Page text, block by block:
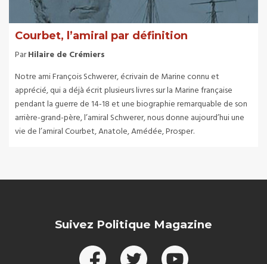
Courbet, l’amiral par définition
ParHilaire de Crémiers
Notre ami François Schwerer, écrivain de Marine connu et
apprécié, qui a déjà écrit plusieurs livres sur la Marine française
pendant la guerre de 14-18 et une biographie remarquable de son
arrière-grand-père, l’amiral Schwerer, nous donne aujourd’hui une
vie de l’amiral Courbet, Anatole, Amédée, Prosper.
Suivez Politique Magazine